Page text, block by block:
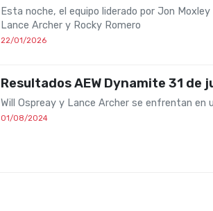
Esta noche, el equipo liderado por Jon
Lance Archer y Rocky Romero
22/01/2026
Resultados AEW Dynamite 31 de
Will Ospreay y Lance Archer se enfrentan en
01/08/2024